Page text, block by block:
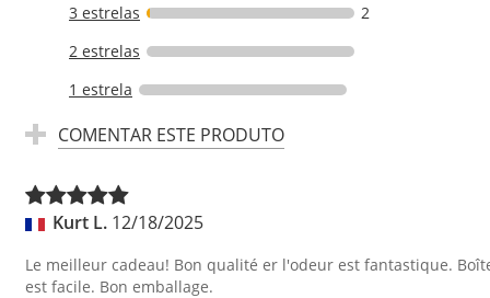
3 estrelas
2
2 estrelas
1 estrela
COMENTAR ESTE PRODUTO
Kurt L. 12/18/2025
Le meilleur cadeau! Bon qualité er l'odeur est fantastique.
est facile. Bon emballage.